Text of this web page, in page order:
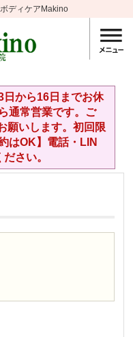
ディケアMakino
日から16日までお休
通常営業です。ご
願いします。初回限
はOK】電話・LIN
さい。